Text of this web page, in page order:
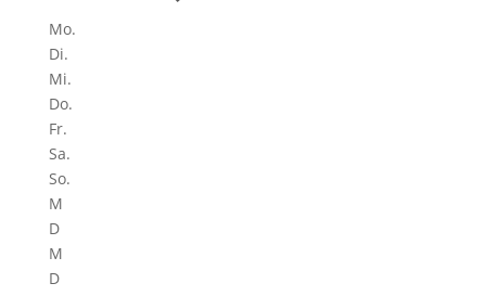
Mo.
Di.
Mi.
Do.
Fr.
Sa.
So.
M
D
M
D